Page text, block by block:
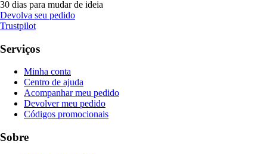
30 dias para mudar de ideia
Devolva seu pedido
Trustpilot
Serviços
Minha conta
Centro de ajuda
Acompanhar meu pedido
Devolver meu pedido
Códigos promocionais
Sobre